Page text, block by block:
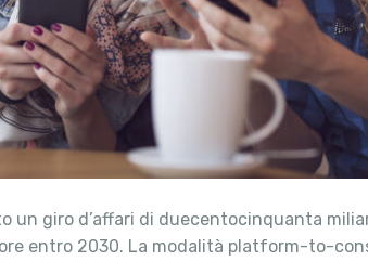
giro d’affari di duecentocinquanta
entro 2030. La modalità platform-to-